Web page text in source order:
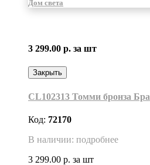
Дом света
3 299.00 р. за шт
Закрыть
CL102313 Томми бронза Бра
Код: 72170
В наличии: подробнее
3 299.00 р. за шт